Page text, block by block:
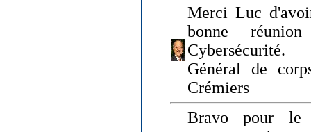
Merci Luc
bonne
Cybersécurité.
Général de
Crémiers
Bravo pour le